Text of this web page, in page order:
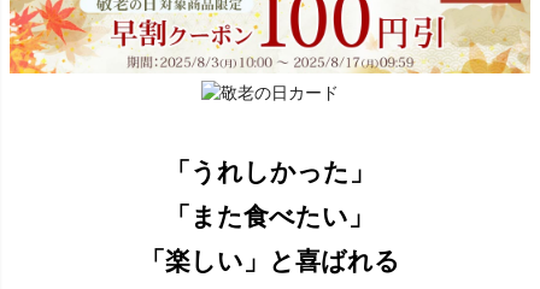
「うれしかった」
「また食べたい」
「楽しい」と喜ばれる